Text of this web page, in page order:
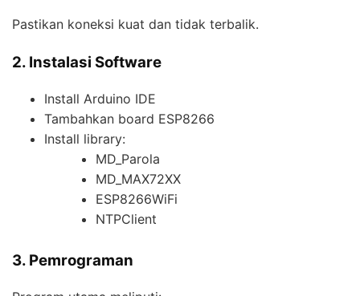
Pastikan koneksi kuat dan tidak terbalik.
2. Instalasi Software
Install Arduino IDE
Tambahkan board ESP8266
Install library:
MD_Parola
MD_MAX72XX
ESP8266WiFi
NTPClient
3. Pemrograman